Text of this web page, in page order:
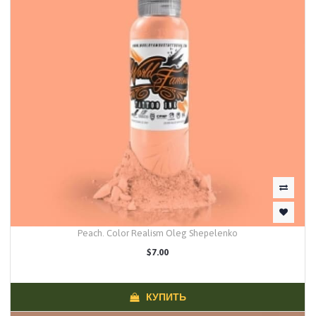
Peach. Color Realism Oleg Shepelenko
$7.00
КУПИТЬ